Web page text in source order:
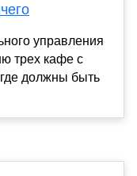
управления
трех кафе с
должны быть